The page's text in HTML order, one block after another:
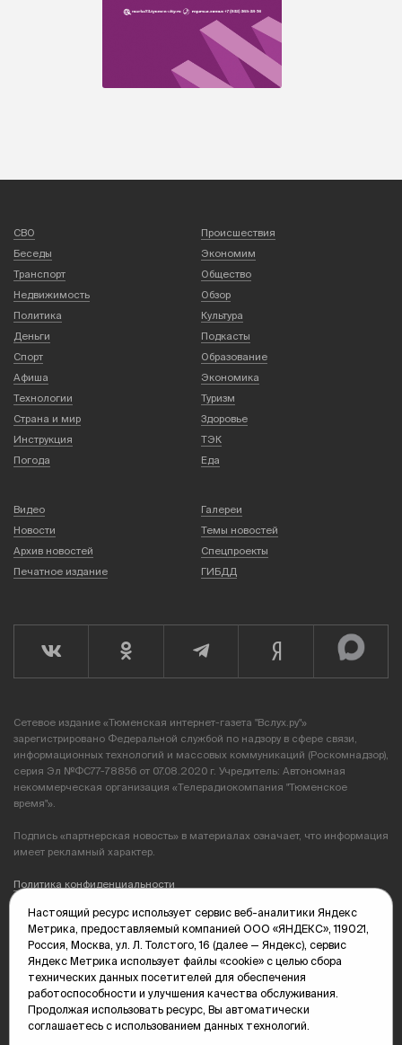
СВО
Происшествия
Беседы
Экономим
Транспорт
Общество
Недвижимость
Обзор
Политика
Культура
Деньги
Подкасты
Спорт
Образование
Афиша
Экономика
Технологии
Туризм
Страна и мир
Здоровье
Инструкция
ТЭК
Погода
Еда
Видео
Галереи
Новости
Темы новостей
Архив новостей
Спецпроекты
Печатное издание
ГИБДД
Сетевое издание «Тюменская интернет-газета "Вслух.ру"»
зарегистрировано Федеральной службой по надзору в сфере связи,
информационных технологий и массовых коммуникаций (Роскомнадзор),
серия Эл №ФС77-78856 от 07.08.2020 г. Учредитель: Автономная
некоммерческая организация «Телерадиокомпания "Тюменское
время"».
Подпись «партнерская новость» в материалах означает, что информация
имеет рекламный характер.
Политика конфиденциальности
Редакция: 625035, Тюмень, пр. Геологоразведчиков, 28А
(3452) 68-89-05
edit@vsluh.ru
Главный редактор: Панкина Т.Ю.
kika@vsluh.ru
По вопросам рекламы:
Настоящий ресурс использует сервис веб-аналитики Яндекс
Метрика, предоставляемый компанией ООО «ЯНДЕКС», 119021,
Россия, Москва, ул. Л. Толстого, 16 (далее — Яндекс), сервис
Яндекс Метрика использует файлы «cookie» с целью сбора
технических данных посетителей для обеспечения
работоспособности и улучшения качества обслуживания.
Продолжая использовать ресурс, Вы автоматически
соглашаетесь с использованием данных технологий.